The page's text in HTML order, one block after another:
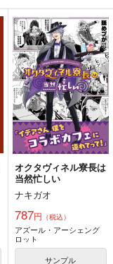
オクタヴィネル寮長は
当然忙しい
ナキガオ
787円 （税込）
アズール・アーシェング
ロット
サンプル